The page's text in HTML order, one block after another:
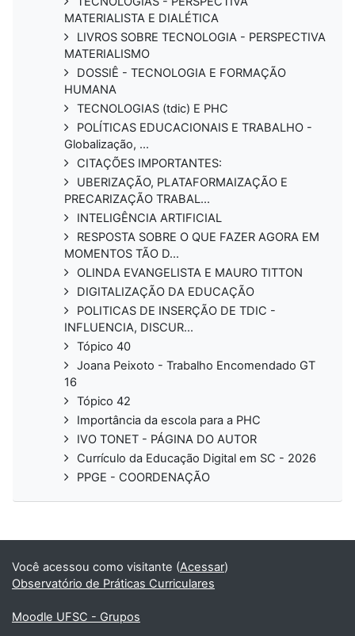
MATERIALISTA E DIALÉTICA
LIVROS SOBRE TECNOLOGIA - PERSPECTIVA
MATERIALISMO
DOSSIÊ - TECNOLOGIA E FORMAÇÃO
HUMANA
TECNOLOGIAS (tdic) E PHC
POLÍTICAS EDUCACIONAIS E TRABALHO -
Globalização, ...
CITAÇÕES IMPORTANTES:
UBERIZAÇÃO, PLATAFORMAIZAÇÃO E
PRECARIZAÇÃO TRABAL...
INTELIGÊNCIA ARTIFICIAL
RESPOSTA SOBRE O QUE FAZER AGORA EM
MOMENTOS TÃO D...
OLINDA EVANGELISTA E MAURO TITTON
DIGITALIZAÇÃO DA EDUCAÇÃO
POLITICAS DE INSERÇÃO DE TDIC -
INFLUENCIA, DISCUR...
Tópico 40
Joana Peixoto - Trabalho Encomendado GT
16
Tópico 42
Importância da escola para a PHC
IVO TONET - PÁGINA DO AUTOR
Currículo da Educação Digital em SC - 2026
PPGE - COORDENAÇÃO
Você acessou como visitante (Acessar)
Observatório de Práticas Curriculares
Moodle UFSC - Grupos